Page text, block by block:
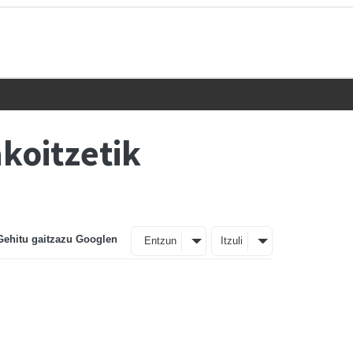
gaitzazu Googlen Entzun Itzuli